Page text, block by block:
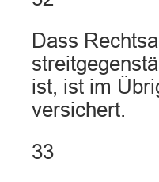
Dass
ist, ist im
versichert.
33